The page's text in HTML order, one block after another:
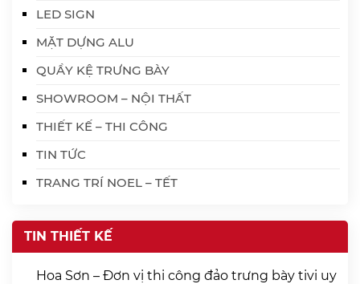
LED SIGN
MẶT DỰNG ALU
QUẦY KỆ TRƯNG BÀY
SHOWROOM – NỘI THẤT
THIẾT KẾ – THI CÔNG
TIN TỨC
TRANG TRÍ NOEL – TẾT
TIN THIẾT KẾ
Hoa Sơn – Đơn vị thi công đảo trưng bày tivi uy